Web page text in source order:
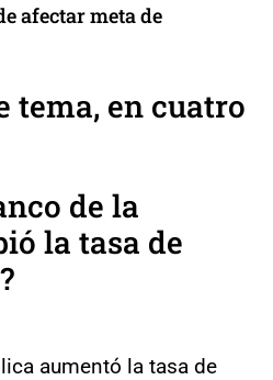
afectar meta de
tema, en cuatro
de la
la tasa de
aumentó la tasa de